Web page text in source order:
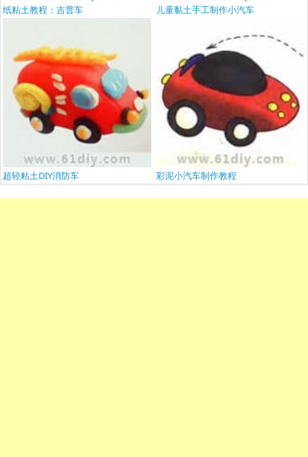
纸粘土教程：吉普车 儿童黏土手工制作小汽车
超轻粘土DIY消防车 彩泥小汽车制作教程